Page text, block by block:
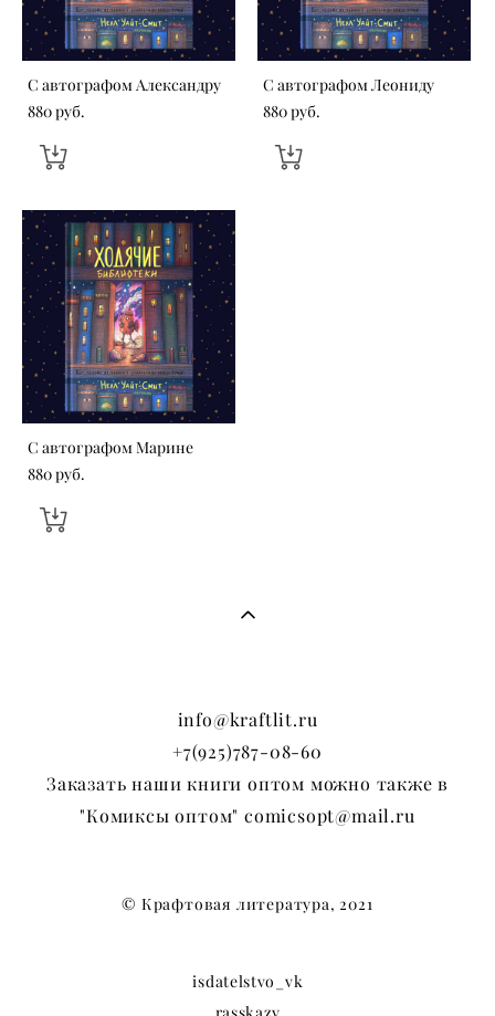
С автографом Александру
880 pуб.
С автографом Леониду
880 pуб.
С автографом Марине
880 pуб.
info@kraftlit.ru
+7(925)787-08-60
Заказать наши книги оптом можно также в
"Комиксы оптом" comicsopt@mail.ru
© Крафтовая литература, 2021
isdatelstvo_vk